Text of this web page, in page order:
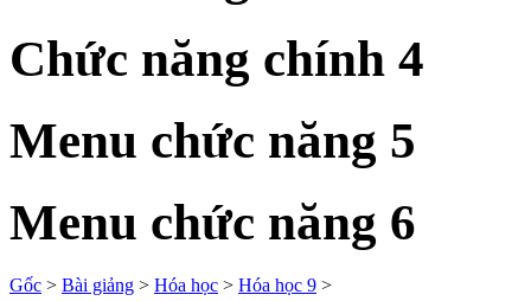
Chức năng chính 4
Menu chức năng 5
Menu chức năng 6
Gốc > Bài giảng > Hóa học > Hóa học 9 >